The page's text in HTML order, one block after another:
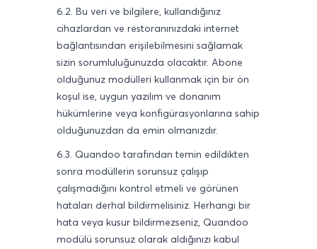
6.2. Bu veri ve bilgilere, kullandığınız
cihazlardan ve restoranınızdaki internet
bağlantısından erişilebilmesini sağlamak
sizin sorumluluğunuzda olacaktır. Abone
olduğunuz modülleri kullanmak için bir ön
koşul ise, uygun yazılım ve donanım
hükümlerine veya konfigürasyonlarına sahip
olduğunuzdan da emin olmanızdır.
6.3. Quandoo tarafından temin edildikten
sonra modüllerin sorunsuz çalışıp
çalışmadığını kontrol etmeli ve görünen
hataları derhal bildirmelisiniz. Herhangi bir
hata veya kusur bildirmezseniz, Quandoo
modülü sorunsuz olarak aldığınızı kabul